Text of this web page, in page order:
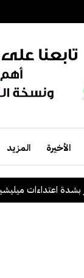
الأخيرة المزيد
ميليشيا